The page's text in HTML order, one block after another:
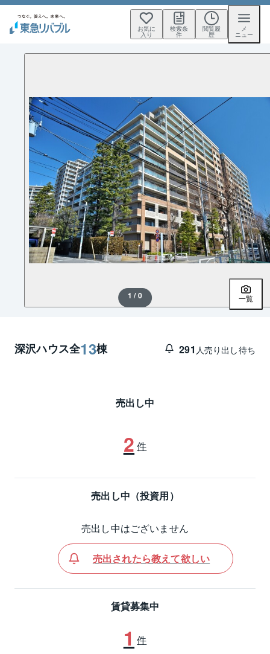
お気に
入り
検索条
件
閲覧履
歴
メ
ニュー
1 / 0 一覧
深沢ハウス全13棟 291 人売り出し待ち
売出し中
2 件
売出し中（投資用）
売出し中はございません
売出されたら教えて欲しい
賃貸募集中
1 件